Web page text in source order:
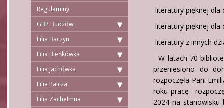
Regulaminy
GBP Budzów
Filia Baczyn
Filia Bieńkówka
Filia Jachówka
Filia Palcza
Filia Zachełmna
literatury pięknej dla
literatury pięknej dla
literatury z innych
W latach 70
przeniesiono do
rozpoczęła Pani
roku pracę
2024 na stanowisku